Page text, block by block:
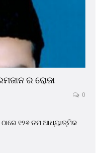
ର ରୋଜା
0
୧୨୬ ତମ ଆଧ୍ୟାତ୍ମିକ